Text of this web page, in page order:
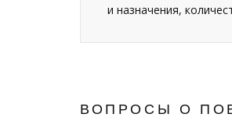
и назначения,
ВОПРОСЫ О